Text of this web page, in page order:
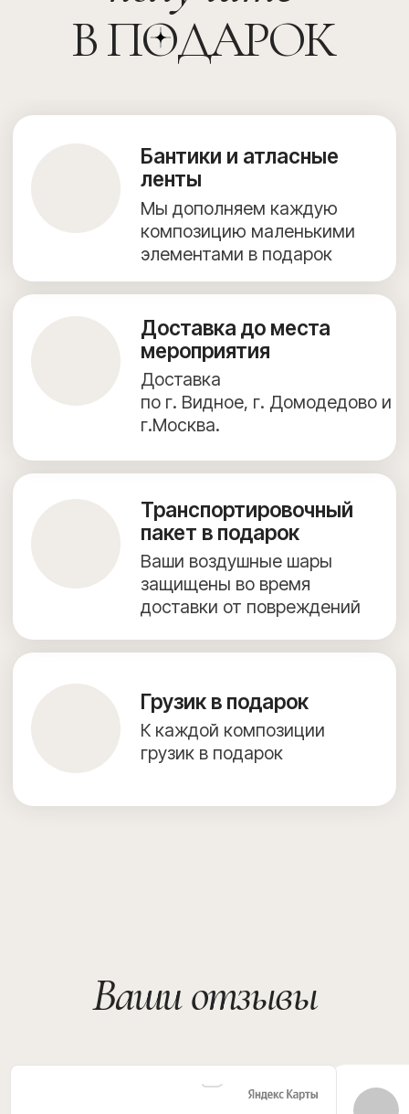
КАТАЛОГ ВОЗДУШНЫХ ШАРОВ
ФОТОЗОНЫ
ДОСТАВКА И ОПЛАТА
КОНТАКТЫ
+7 (967) 271-77-21
г. Видное, Олимпийская улица, 6, 9 этаж, помещение 82
Согласие на обработку персональных данных
Создание сайта — julidesign
ОБО МНЕ
Предложение на сайте не является публичной офертой.